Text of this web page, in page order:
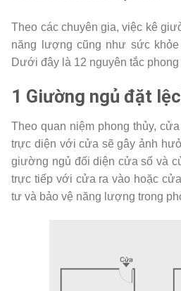
Theo các chuyên gia, việc kê
năng lượng cũng như sức
Dưới đây là 12 nguyên tắc
1 Giường ngủ đặt
Theo quan niệm phong thủy,
trực diện với cửa sẽ gây ảnh
giường ngủ đối diện cửa sổ và
trực tiếp với cửa ra vào hoặc
tư và bảo vệ năng lượng trong